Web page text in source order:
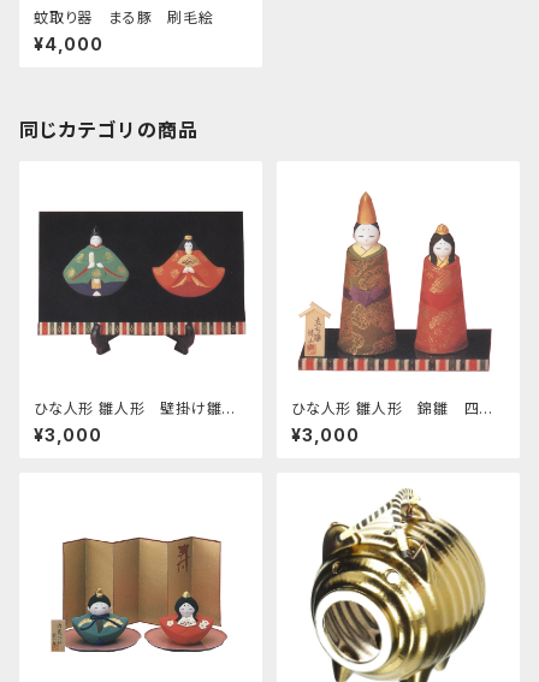
蚊取り器 まる豚 刷毛絵
¥4,000
同じカテゴリの商品
ひな人形 雛人形 壁掛け雛人
形 額立て付 四日市萬古焼
¥3,000
ひな人形 雛人形 錦雛 四日
市萬古焼
¥3,000